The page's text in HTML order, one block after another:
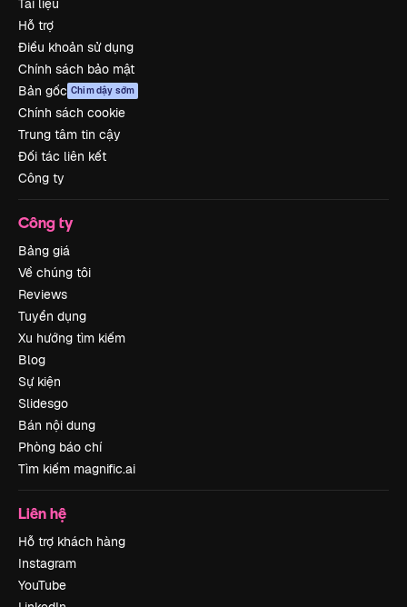
Tài liệu
Hỗ trợ
Điều khoản sử dụng
Chính sách bảo mật
Bản gốc Chim dậy sớm
Chính sách cookie
Trung tâm tin cậy
Đối tác liên kết
Công ty
Công ty
Bảng giá
Về chúng tôi
Reviews
Tuyển dụng
Xu hướng tìm kiếm
Blog
Sự kiện
Slidesgo
Bán nội dung
Phòng báo chí
Tìm kiếm magnific.ai
Liên hệ
Hỗ trợ khách hàng
Instagram
YouTube